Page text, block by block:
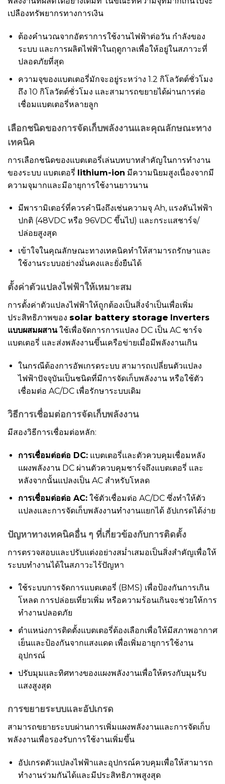
เปลืองทรัพยากรทางการเงิน
ต้องคำนวณจากอัตราการใช้งานไฟฟ้าต่อวัน กำลังของ
ระบบ และการผลิตไฟฟ้าในฤดูกาลเพื่อให้อยู่ในสภาวะที่
ปลอดภัยที่สุด
ความจุของแบตเตอรี่มักจะอยู่ระหว่าง 1.2 กิโลวัตต์ชั่วโมง
ถึง 10 กิโลวัตต์ชั่วโมง และสามารถขยายได้ผ่านการต่อ
เชื่อมแบตเตอรี่หลายลูก
เลือกชนิดของการจัดเก็บพลังงานและคุณลักษณะทาง
เทคนิค
การเลือกชนิดของแบตเตอรี่เล่นบทบาทสำคัญในการทำงาน
ของระบบ แบตเตอรี่ lithium-ion มีความนิยมสูงเนื่องจากมี
ความจุมากและมีอายุการใช้งานยาวนาน
มีพารามิเตอร์ที่ควรคำนึงถึงเช่นความจุ Ah, แรงดันไฟฟ้า
ปกติ (48VDC หรือ 96VDC ขึ้นไป) และกระแสชาร์จ/
ปล่อยสูงสุด
เข้าใจในคุณลักษณะทางเทคนิคทำให้สามารถรักษาและ
ใช้งานระบบอย่างมั่นคงและยั่งยืนได้
ตั้งค่าตัวแปลงไฟฟ้าให้เหมาะสม
การตั้งค่าตัวแปลงไฟฟ้าให้ถูกต้องเป็นสิ่งจำเป็นเพื่อเพิ่ม
ประสิทธิภาพของ solar battery storage Inverters
แบบผสมผสานใช้เพื่อจัดการการแปลง DC เป็น AC ชาร์จ
แบตเตอรี่ และส่งพลังงานขึ้นเครือข่ายเมื่อมีพลังงานเกิน
ในกรณีต้องการอัพเกรดระบบ สามารถเปลี่ยนตัวแปลง
ไฟฟ้าปัจจุบันเป็นชนิดที่มีการจัดเก็บพลังงาน หรือใช้ตัว
เชื่อมต่อ AC/DC เพื่อรักษาระบบเดิม
วิธีการเชื่อมต่อการจัดเก็บพลังงาน
มีสองวิธีการเชื่อมต่อหลัก:
การเชื่อมต่อต่อ DC:แบตเตอรี่และตัวควบคุมเชื่อมหลัง
แผงพลังงาน DC ผ่านตัวควบคุมชาร์จถึงแบตเตอรี่ และ
หลังจากนั้นแปลงเป็น AC สำหรับโหลด
การเชื่อมต่อต่อ AC:ใช้ตัวเชื่อมต่อ AC/DC ซึ่งทำให้ตัว
แปลงและการจัดเก็บพลังงานทำงานแยกได้ อัปเกรดได้ง่าย
ปัญหาทางเทคนิคอื่น ๆ ที่เกี่ยวข้องกับการติดตั้ง
การตรวจสอบและปรับแต่งอย่างสม่ำเสมอเป็นสิ่งสำคัญเพื่อให้
ระบบทำงานได้ในสภาวะไร้ปัญหา
ใช้ระบบการจัดการแบตเตอรี่ (BMS) เพื่อป้องกันการเกิน
โหลด การปล่อยเที่ยวเพิ่ม หรือความร้อนเกินจะช่วยให้การ
ทำงานปลอดภัย
ตำแหน่งการติดตั้งแบตเตอรี่ต้องเลือกเพื่อให้มีสภาพอากาศ
เย็นและป้องกันจากแสงแดด เพื่อเพิ่มอายุการใช้งาน
อุปกรณ์
ปรับมุมและทิศทางของแผงพลังงานเพื่อให้ตรงกับมุมรับ
แสงสูงสุด
การขยายระบบและอัปเกรด
สามารถขยายระบบผ่านการเพิ่มแผงพลังงานและการจัดเก็บ
พลังงานเพื่อรองรับการใช้งานเพิ่มขึ้น
อัปเกรดตัวแปลงไฟฟ้าและอุปกรณ์ควบคุมเพื่อให้สามารถ
ทำงานร่วมกันได้และมีประสิทธิภาพสูงสุด